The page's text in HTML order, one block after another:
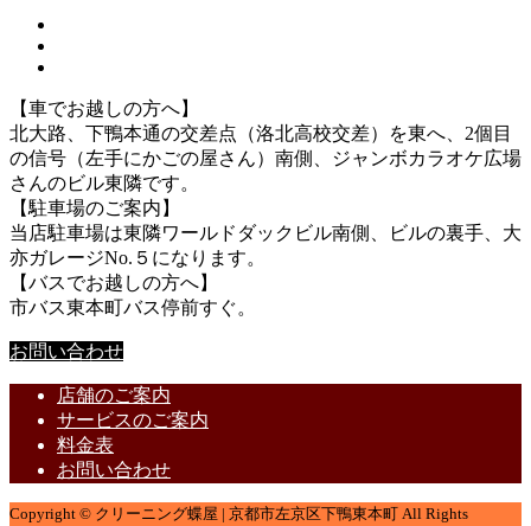
【車でお越しの方へ】
北大路、下鴨本通の交差点（洛北高校交差）を東へ、2個目
の信号（左手にかごの屋さん）南側、ジャンボカラオケ広場
さんのビル東隣です。
【駐車場のご案内】
当店駐車場は東隣ワールドダックビル南側、ビルの裏手、大
亦ガレージNo.５になります。
【バスでお越しの方へ】
市バス東本町バス停前すぐ。
お問い合わせ
店舗のご案内
サービスのご案内
料金表
お問い合わせ
Copyright © クリーニング蝶屋 | 京都市左京区下鴨東本町 All Rights